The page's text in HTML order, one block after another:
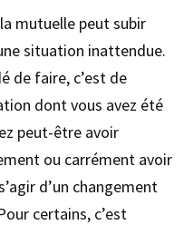
mutuelle peut subir
situation inattendue.
de faire, c’est de
dont vous avez été
peut-être avoir
ou carrément avoir
d’un changement
certains, c’est